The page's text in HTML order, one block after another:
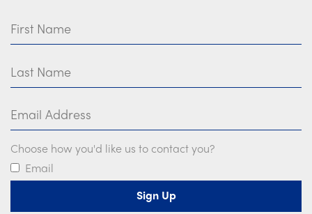
Choose how you'd like us to contact you?
Email